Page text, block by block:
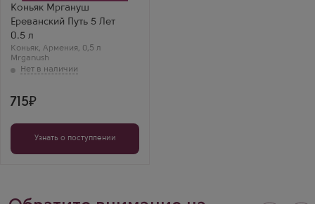
Коньяк Мргануш
Ереванский Путь 5 Лет
0.5 л
Коньяк, Армения, 0,5 л
Mrganush
Ереванский Путь
Регион
Араратская Долина
Выдержка
5 лет
715
Узнать о поступлении